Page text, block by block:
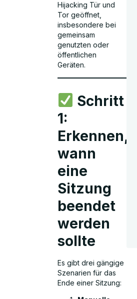
Hijacking Tür und
Tor geöffnet,
insbesondere bei
gemeinsam
genutzten oder
öffentlichen
Geräten.
Schritt
1:
Erkennen,
wann
eine
Sitzung
beendet
werden
sollte
Es gibt drei gängige
Szenarien für das
Ende einer Sitzung: